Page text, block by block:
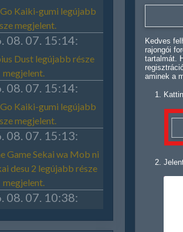
Kedves
rajongói
tartalmát.
aminek a